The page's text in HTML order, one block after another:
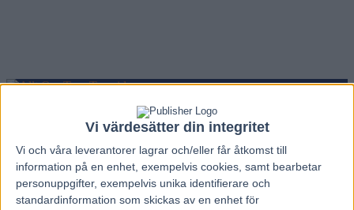
Vi värdesätter din integritet
Vi och våra leverantorer lagrar och/eller får åtkomst till
information på en enhet, exempelvis cookies, samt bearbetar
personuppgifter, exempelvis unika identifierare och
standardinformation som skickas av en enhet för
Inför V86 (jackpot): Drömhästen på jakt
efter femte raka
12 april, 2022
97